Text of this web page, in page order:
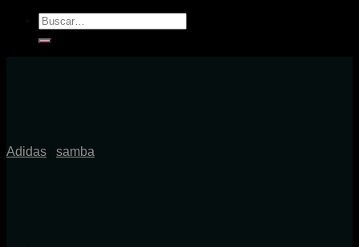
Buscar
por:
Adidas samba